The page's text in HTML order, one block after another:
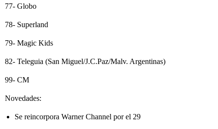
77- Globo
78- Superland
79- Magic Kids
82- Teleguia (San Miguel/J.C.Paz/Malv. Argentinas)
99- CM
Novedades:
Se reincorpora Warner Channel por el 29